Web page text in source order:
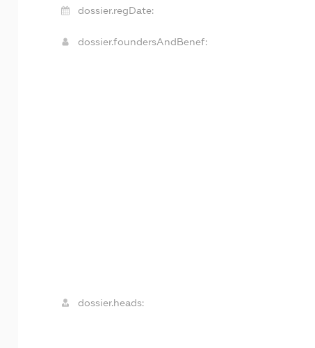
dossier.regDate:
dossier.foundersAndBenef:
dossier.heads: